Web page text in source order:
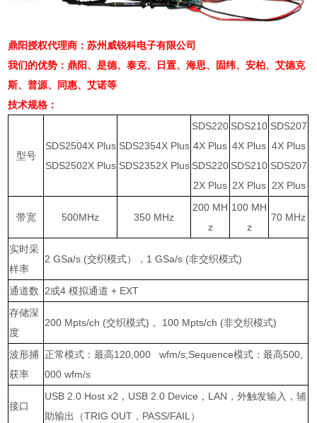
鼎阳授权代理商：苏州威锐科电子有限公司
我们的优势：鼎阳、是德、泰克、日置、海思、固纬、安柏、艾德克
斯、普源、同惠、艾诺等
技术规格：
型号
SDS2504X Plus
SDS2502X Plus
SDS2354X Plus
SDS2352X Plus
SDS220
4X Plus
SDS220
2X Plus
SDS210
4X Plus
SDS210
2X Plus
SDS207
4X Plus
SDS207
2X Plus
带宽 500MHz 350 MHz
200 MH
z
100 MH
z
70 MHz
实时采
样率
2 GSa/s (交织模式）， 1 GSa/s (非交织模式)
通道数 2或4模拟通道 + EXT
存储深
度
200 Mpts/ch (交织模式) ， 100 Mpts/ch (非交织模式)
波形捕
获率
正常模式：最高120,000 wfm/s;Sequence模式：最高500,
000 wfm/s
接口
USB 2.0 Host x2 ， USB 2.0 Device ， LAN ，外触发输入，辅
助输出（TRIG OUT ， PASS/FAIL）